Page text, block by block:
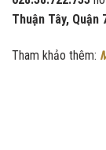
Thuận Tây, Quận
Tham khảo thêm: